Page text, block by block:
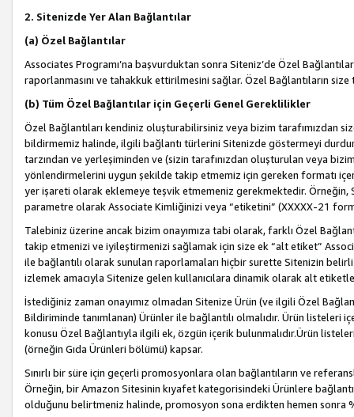
2. Sitenizde Yer Alan Bağlantılar
(a) Özel Bağlantılar
Associates Programı’na başvurduktan sonra Siteniz’de Özel
raporlanmasını ve tahakkuk ettirilmesini sağlar. Özel Bağlantıların
(b) Tüm Özel Bağlantılar için Geçerli Genel Gereklilikler
Özel Bağlantıları kendiniz oluşturabilirsiniz veya bizim tarafımızdan
bildirmemiz halinde, ilgili bağlantı türlerini Sitenizde göstermeyi
tarzından ve yerleşiminden ve (sizin tarafınızdan oluşturulan veya
yönlendirmelerini uygun şekilde takip etmemiz için gereken formatı
yer işareti olarak eklemeye teşvik etmemeniz gerekmektedir. Örneğin,
parametre olarak Associate Kimliğinizi veya “etiketini” (XXXXX-21
Talebiniz üzerine ancak bizim onayımıza tabi olarak, farklı Özel
takip etmenizi ve iyileştirmenizi sağlamak için size ek “alt etiket”
ile bağlantılı olarak sunulan raporlamaları hiçbir surette Sitenizin belirli
izlemek amacıyla Sitenize gelen kullanıcılara dinamik olarak alt
İstediğiniz zaman onayımız olmadan Sitenize Ürün (ve ilgili Özel
Bildiriminde tanımlanan) Ürünler ile bağlantılı olmalıdır. Ürün listeleri
konusu Özel Bağlantıyla ilgili ek, özgün içerik bulunmalıdır.Ürün
(örneğin Gıda Ürünleri bölümü) kapsar.
Sınırlı bir süre için geçerli promosyonlara olan bağlantıların ve
Örneğin, bir Amazon Sitesinin kıyafet kategorisindeki Ürünlere
olduğunu belirtmeniz halinde, promosyon sona erdikten hemen sonra